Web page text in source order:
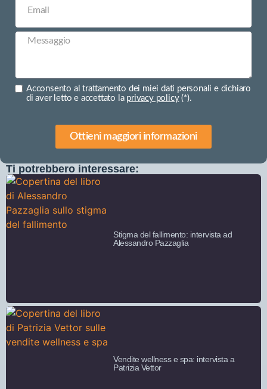
Acconsento al trattamento dei miei dati personali e dichiaro
di aver letto e accettato la privacy policy(*).
Ottieni maggiori informazioni
Ti potrebbero interessare:
Stigma del fallimento: intervista ad
Alessandro Pazzaglia
Vendite wellness e spa: intervista a
Patrizia Vettor